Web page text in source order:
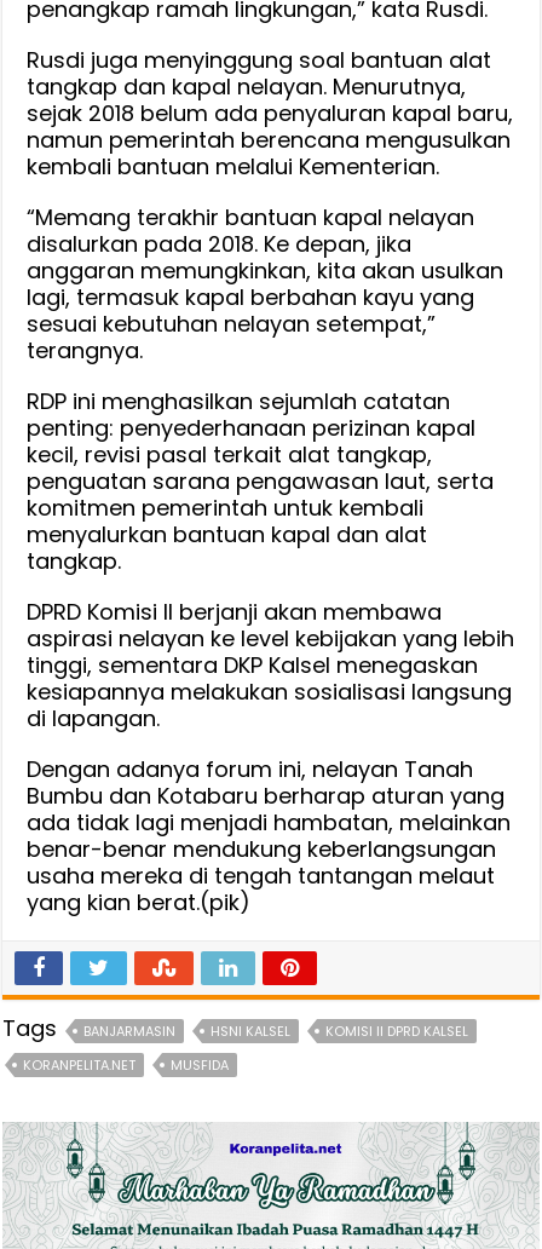
penangkap ramah lingkungan,” kata Rusdi.
Rusdi juga menyinggung soal bantuan alat
tangkap dan kapal nelayan. Menurutnya,
sejak 2018 belum ada penyaluran kapal baru,
namun pemerintah berencana mengusulkan
kembali bantuan melalui Kementerian.
“Memang terakhir bantuan kapal nelayan
disalurkan pada 2018. Ke depan, jika
anggaran memungkinkan, kita akan usulkan
lagi, termasuk kapal berbahan kayu yang
sesuai kebutuhan nelayan setempat,”
terangnya.
RDP ini menghasilkan sejumlah catatan
penting: penyederhanaan perizinan kapal
kecil, revisi pasal terkait alat tangkap,
penguatan sarana pengawasan laut, serta
komitmen pemerintah untuk kembali
menyalurkan bantuan kapal dan alat
tangkap.
DPRD Komisi II berjanji akan membawa
aspirasi nelayan ke level kebijakan yang lebih
tinggi, sementara DKP Kalsel menegaskan
kesiapannya melakukan sosialisasi langsung
di lapangan.
Dengan adanya forum ini, nelayan Tanah
Bumbu dan Kotabaru berharap aturan yang
ada tidak lagi menjadi hambatan, melainkan
benar-benar mendukung keberlangsungan
usaha mereka di tengah tantangan melaut
yang kian berat.(pik)
Tags BANJARMASIN HSNI KALSEL
KOMISI II DPRD KALSEL
KORANPELITA.NET
MUSFIDA